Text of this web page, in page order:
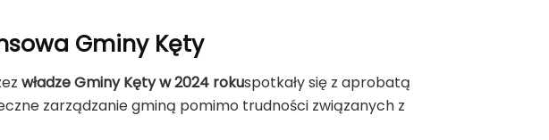
Gminy Kęty
władze Gminy Kęty w 2024 rokuspotkały się z aprobatą
zarządzanie gminą pomimo trudności związanych z